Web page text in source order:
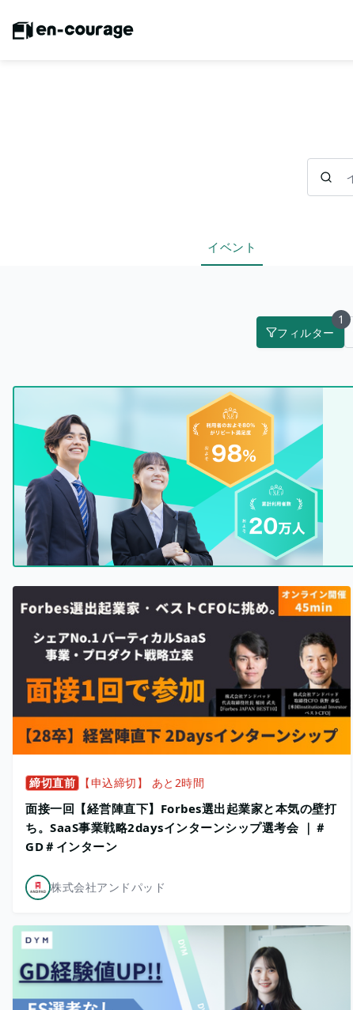
イベント
フィルター
1
締切直前 【申込締切】 あと2時間
面接一回【経営陣直下】Forbes選出起業家と本気の壁打
ち。SaaS事業戦略2daysインターンシップ選考会 ｜＃
GD＃インターン
株式会社アンドパッド